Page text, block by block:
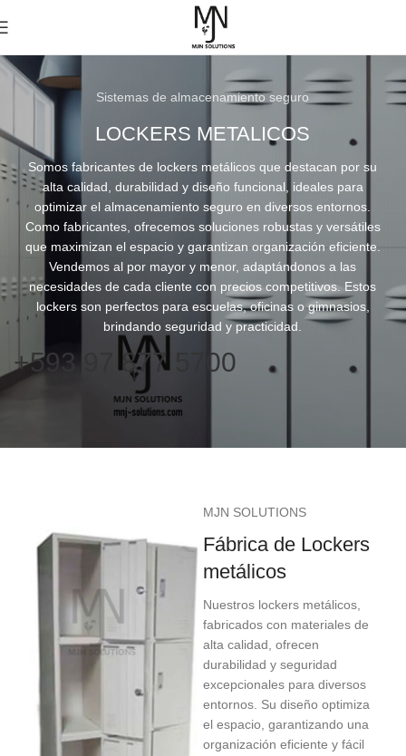
Sistemas de almacenamiento seguro
LOCKERS METALICOS
Somos fabricantes de lockers metálicos que destacan por su
alta calidad, durabilidad y diseño funcional, ideales para
optimizar el almacenamiento seguro en diversos entornos.
Como fabricantes, ofrecemos soluciones robustas y versátiles
que maximizan el espacio y garantizan organización eficiente.
Vendemos al por mayor y menor, adaptándonos a las
necesidades de cada cliente con precios competitivos. Estos
lockers son perfectos para escuelas, oficinas o gimnasios,
brindando seguridad y practicidad.
+593 97 877 5700
MJN SOLUTIONS
Fábrica de Lockers
metálicos
Nuestros lockers metálicos,
fabricados con materiales de
alta calidad, ofrecen
durabilidad y seguridad
excepcionales para diversos
entornos. Su diseño optimiza
el espacio, garantizando una
organización eficiente y fácil